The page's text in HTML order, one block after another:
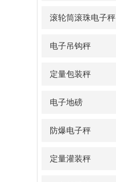
滚轮筒滚珠电子秤
电子吊钩秤
定量包装秤
电子地磅
防爆电子秤
定量灌装秤